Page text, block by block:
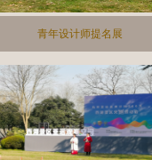
青年设计师提名展